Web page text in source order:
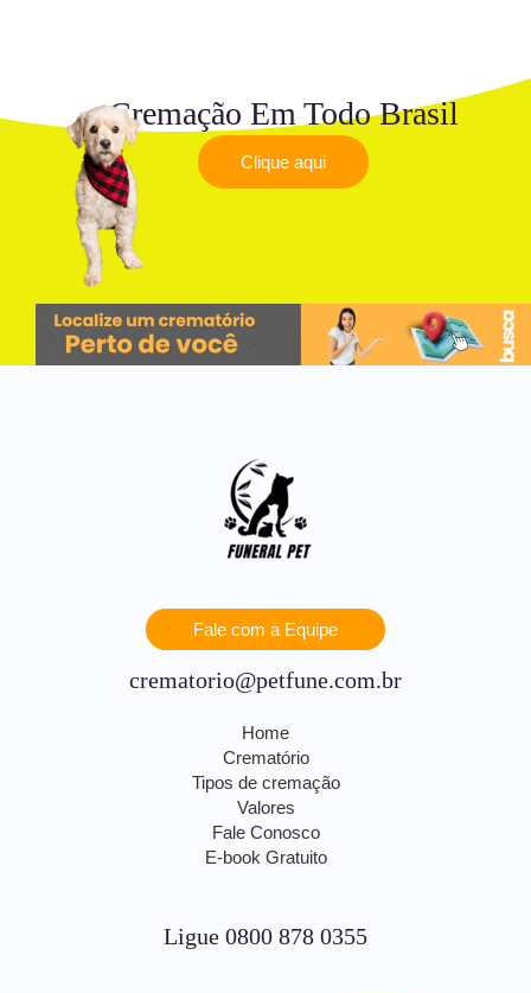
Cremação Em Todo Brasil
Clique aqui
Fale com a Equipe
crematorio@petfune.com.br
Home
Crematório
Tipos de cremação
Valores
Fale Conosco
E-book Gratuito
Ligue 0800 878 0355